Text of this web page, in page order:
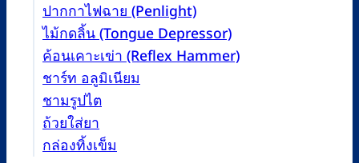
ปากกาไฟฉาย (Penlight)
ไม้กดลิ้น (Tongue Depressor)
ค้อนเคาะเข่า (Reflex Hammer)
ชาร์ท อลูมิเนียม
ชามรูปไต
ถ้วยใส่ยา
กล่องทิ้งเข็ม